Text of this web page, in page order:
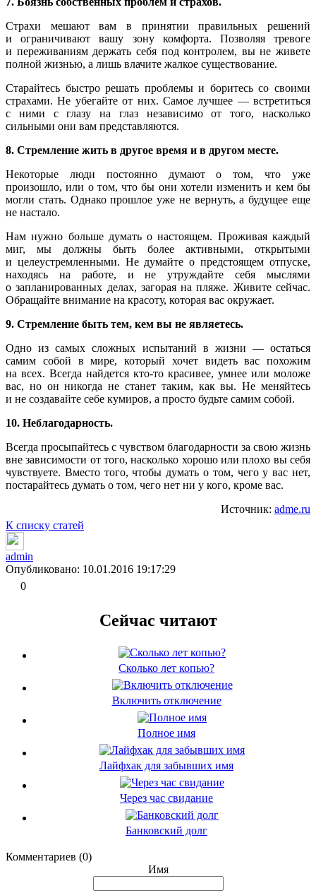
Страхи мешают вам в принятии правильных решений
и ограничивают вашу зону комфорта. Позволяя тревоге
и переживаниям держать себя под контролем, вы не живете
полной жизнью, а лишь влачите жалкое существование.
Старайтесь быстро решать проблемы и боритесь со своими
страхами. Не убегайте от них. Самое лучшее — встретиться
с ними с глазу на глаз независимо от того, насколько
сильными они вам представляются.
8. Стремление жить в другое время и в другом месте.
Некоторые люди постоянно думают о том, что уже
произошло, или о том, что бы они хотели изменить и кем бы
могли стать. Однако прошлое уже не вернуть, а будущее еще
не настало.
Нам нужно больше думать о настоящем. Проживая каждый
миг, мы должны быть более активными, открытыми
и целеустремленными. Не думайте о предстоящем отпуске,
находясь на работе, и не утруждайте себя мыслями
о запланированных делах, загорая на пляже. Живите сейчас.
Обращайте внимание на красоту, которая вас окружает.
9. Стремление быть тем, кем вы не являетесь.
Одно из самых сложных испытаний в жизни — остаться
самим собой в мире, который хочет видеть вас похожим
на всех. Всегда найдется кто-то красивее, умнее или моложе
вас, но он никогда не станет таким, как вы. Не меняйтесь
и не создавайте себе кумиров, а просто будьте самим собой.
10. Неблагодарность.
Всегда просыпайтесь с чувством благодарности за свою жизнь
вне зависимости от того, насколько хорошо или плохо вы себя
чувствуете. Вместо того, чтобы думать о том, чего у вас нет,
постарайтесь думать о том, чего нет ни у кого, кроме вас.
Источник: adme.ru
К списку статей
admin
Опубликовано: 10.01.2016 19:17:29
0
Сейчас читают
Сколько лет копью?
Включить отключение
Полное имя
Лайфхак для забывших имя
Через час свидание
Банковский долг
Комментариев (0)
Имя